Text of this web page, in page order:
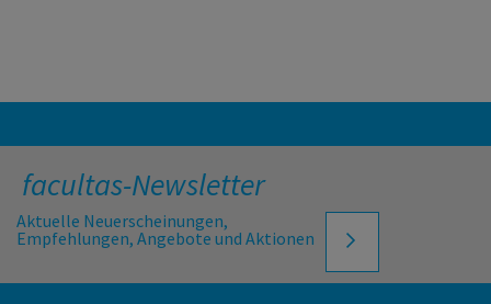
facultas-Newsletter
Aktuelle Neuerscheinungen,
Empfehlungen, Angebote und Aktionen